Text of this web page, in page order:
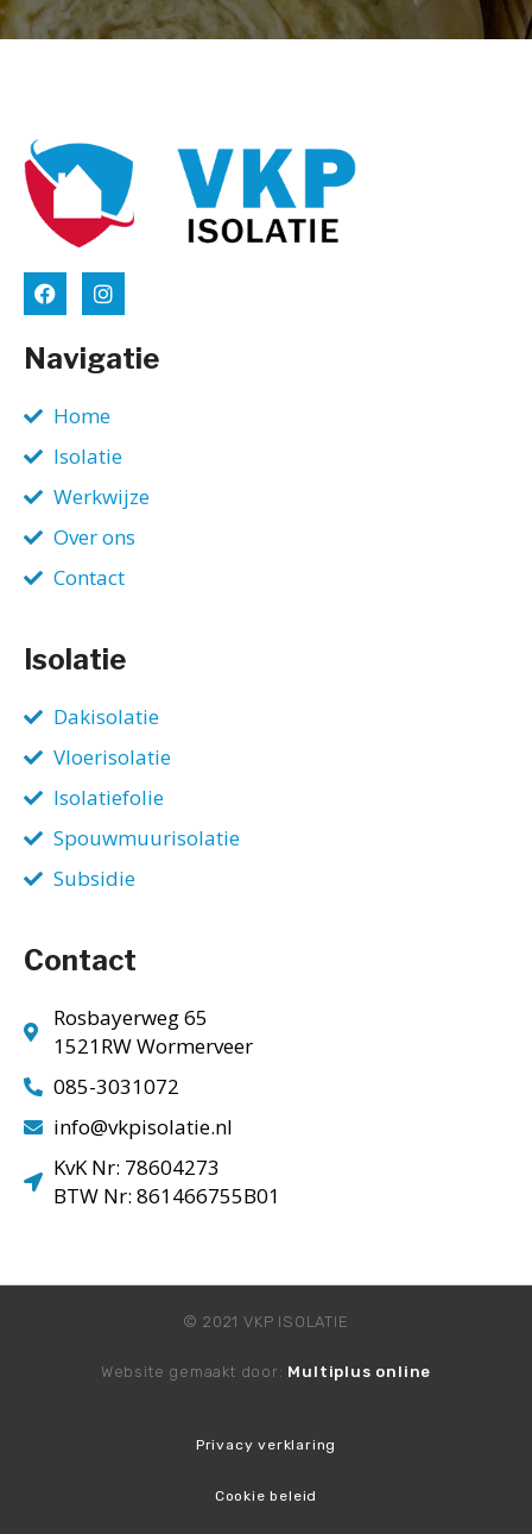
Navigatie
Home
Isolatie
Werkwijze
Over ons
Contact
Isolatie
Dakisolatie
Vloerisolatie
Isolatiefolie
Spouwmuurisolatie
Subsidie
Contact
Rosbayerweg 65
1521RW Wormerveer
085-3031072
info@vkpisolatie.nl
KvK Nr: 78604273
BTW Nr: 861466755B01
© 2021 VKP ISOLATIE
Website gemaakt door: Multiplus online
Privacy verklaring
Cookie beleid